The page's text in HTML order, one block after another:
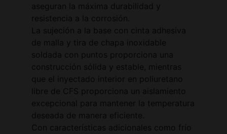
aseguran la máxima durabilidad y
resistencia a la corrosión.
La sujeción a la base con cinta adhesiva
de malla y tira de chapa inoxidable
soldada con puntos proporciona una
construcción sólida y estable, mientras
que el inyectado interior en poliuretano
libre de CFS proporciona un aislamiento
excepcional para mantener la temperatura
deseada de manera eficiente.
Con características adicionales como frío